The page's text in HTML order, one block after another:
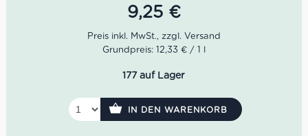
Die alten Gemäuer der Kellergänge bieten optimale
Bedingungen für die Lagerung der Weine. Heute sind
etwa 200 Winzerfamilien Teil von Girlan. Kellermeister
Gerhard Kofler pflegt dafür einen regen Austausch.
Farbe: Korallenrot
Geruch: Walderdbeere, Himbeere, Kirsche
Geschmack: frisch, fruchtig, floral, dezente Säure
Idealer Versandkarton: 21 Flaschen
9,25 €
Grundpreis: 12,33 € / 1 l
177 auf Lager
IN DEN WARENKORB